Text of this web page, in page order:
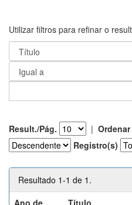
Utilizar filtros para refinar o
Result./Pág. |
Registro(s)
Resultado 1-1 de 1.
Ano de
Título